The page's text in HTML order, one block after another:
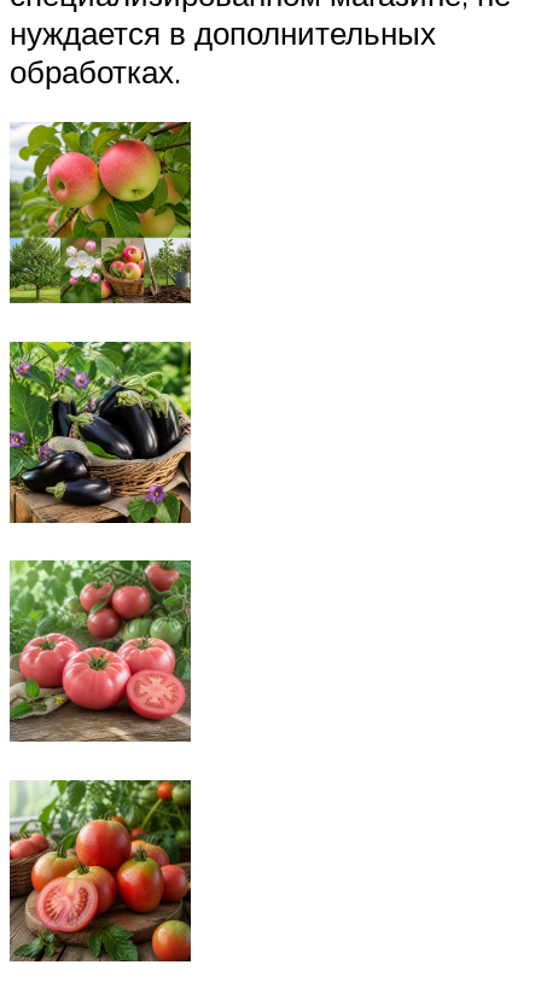
нуждается в дополнительных
обработках.